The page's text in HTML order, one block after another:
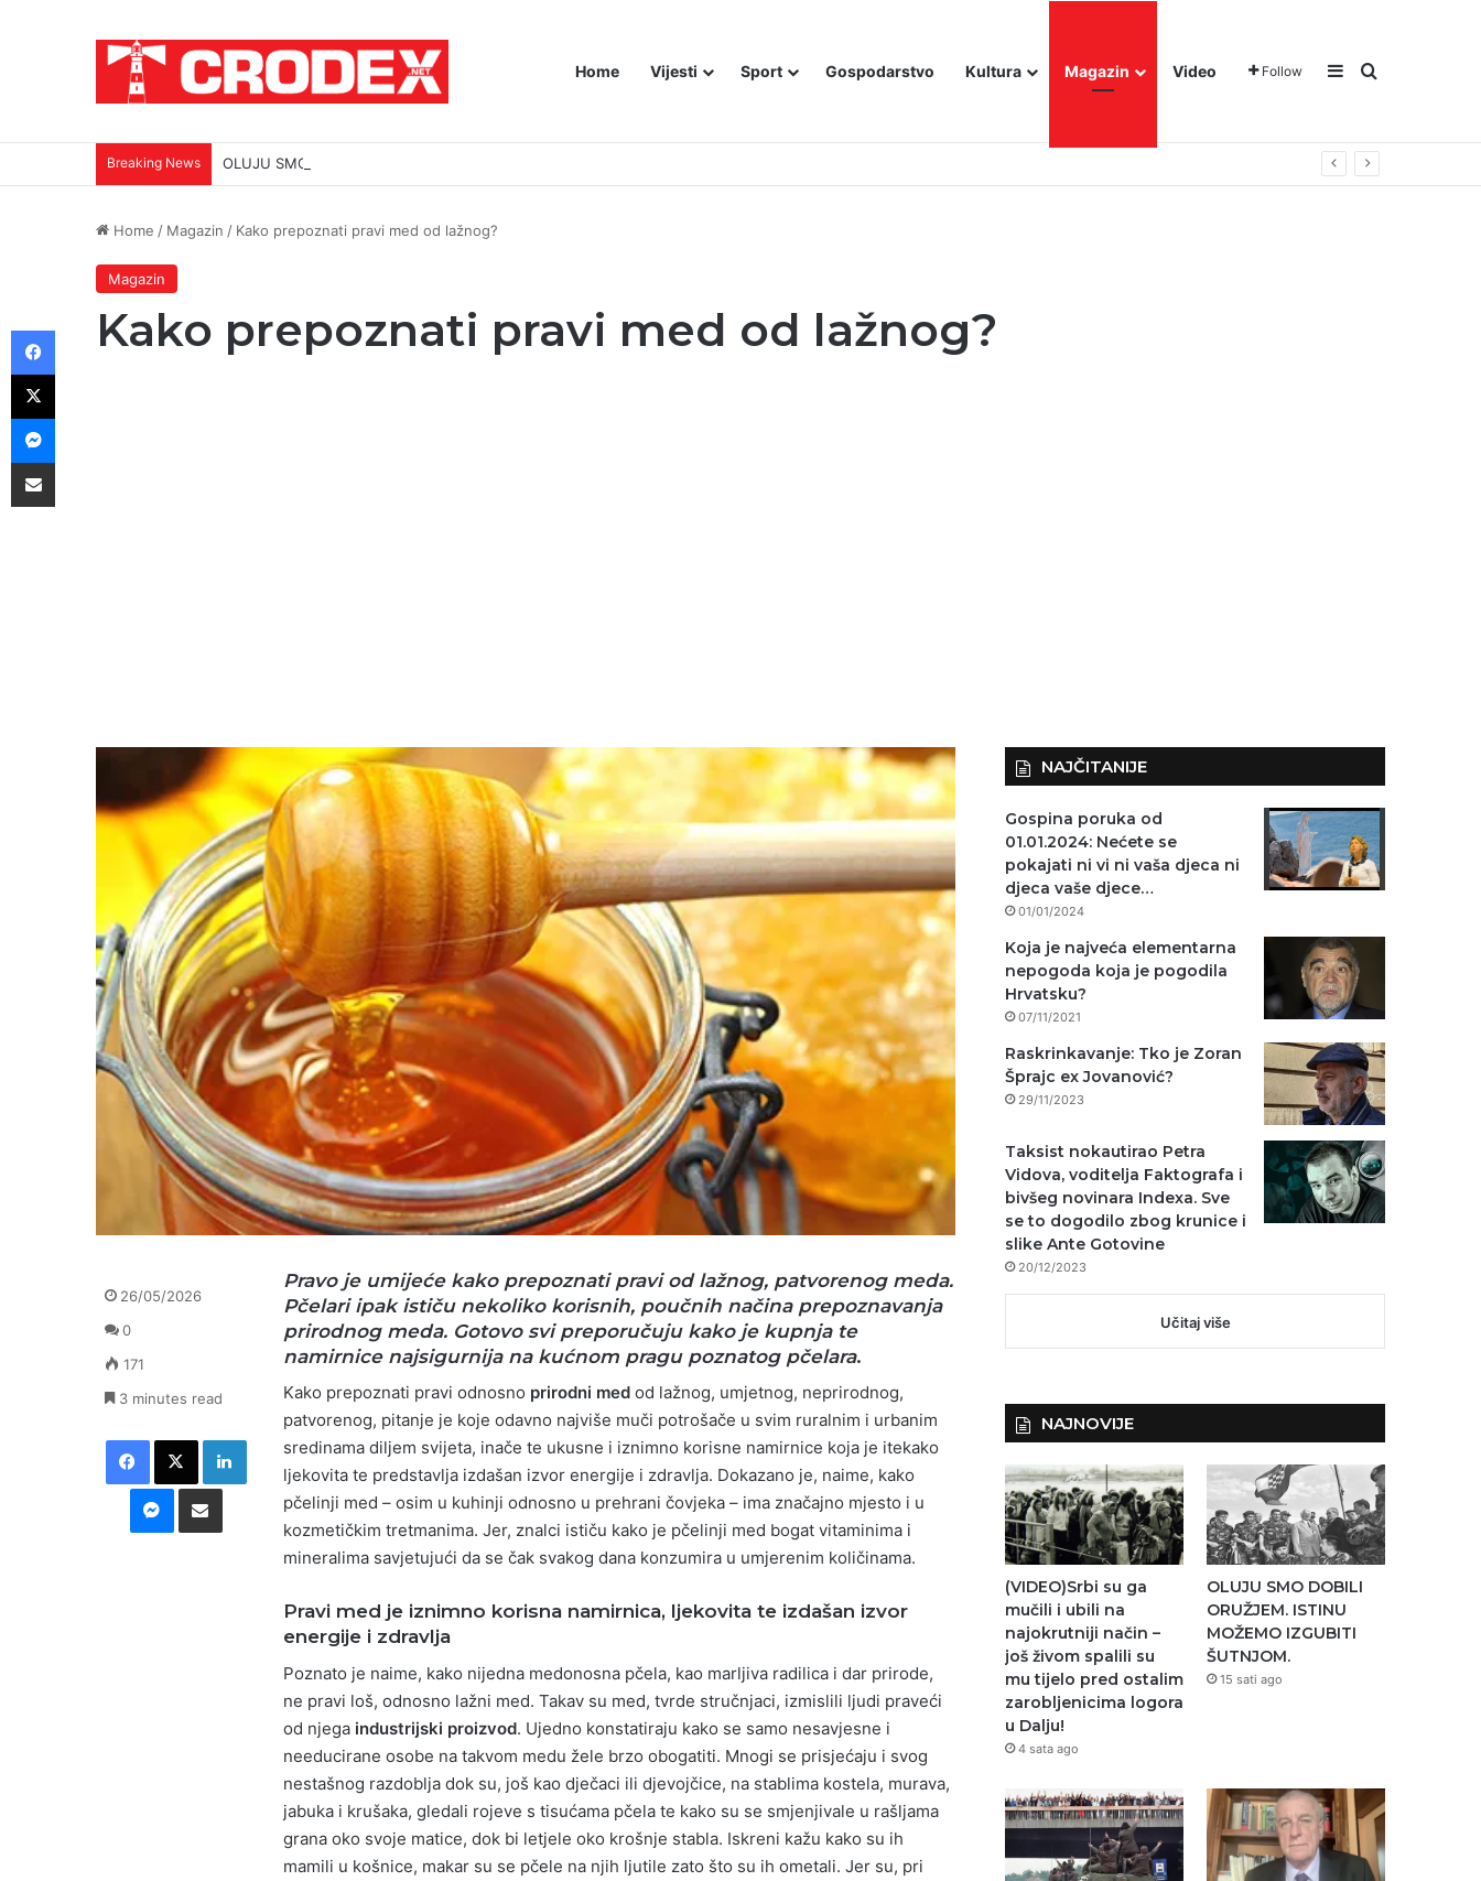
Home Vijesti Sport Gospodarstvo Kultura Magazin Video Follow Sidebar
Traži
Breaking News OLUJU SMO DOBILI ORUŽJEM. ISTINU MOŽEMO IZGUBITI ŠUTNJOM.
Home / Magazin / Kako prepoznati pravi med od lažnog?
Magazin
Kako prepoznati pravi med od lažnog?
Pravo je umijeće kako prepoznati pravi od lažnog, patvorenog meda.
Pčelari ipak ističu nekoliko korisnih, poučnih načina prepoznavanja
prirodnog meda. Gotovo svi preporučuju kako je kupnja te
namirnice najsigurnija na kućnom pragu poznatog pčelara.
Kako prepoznati pravi odnosno prirodni med od lažnog, umjetnog, neprirodnog,
patvorenog, pitanje je koje odavno najviše muči potrošače u svim ruralnim i urbanim
sredinama diljem svijeta, inače te ukusne i iznimno korisne namirnice koja je itekako
ljekovita te predstavlja izdašan izvor energije i zdravlja. Dokazano je, naime, kako
pčelinji med – osim u kuhinji odnosno u prehrani čovjeka – ima značajno mjesto i u
kozmetičkim tretmanima. Jer, znalci ističu kako je pčelinji med bogat vitaminima i
mineralima savjetujući da se čak svakog dana konzumira u umjerenim količinama.
Pravi med je iznimno korisna namirnica, ljekovita te izdašan izvor
energije i zdravlja
Poznato je naime, kako nijedna medonosna pčela, kao marljiva radilica i dar prirode,
ne pravi loš, odnosno lažni med. Takav su med, tvrde stručnjaci, izmislili ljudi praveći
od njega industrijski proizvod. Ujedno konstatiraju kako se samo nesavjesne i
needucirane osobe na takvom medu žele brzo obogatiti. Mnogi se prisjećaju i svog
nestašnog razdoblja dok su, još kao dječaci ili djevojčice, na stablima kostela, murava,
jabuka i krušaka, gledali rojeve s tisućama pčela te kako su se smjenjivale u rašljama
grana oko svoje matice, dok bi letjele oko krošnje stabla. Iskreni kažu kako su ih
mamili u košnice, makar su se pčele na njih ljutile zato što su ih ometali. Jer su, pri
26/05/2026
0
171
3 minutes read
Facebook
X LinkedIn
Messenger
Podijeli putem E-maila
NAJČITANIJE
Gospina poruka od
01.01.2024: Nećete se
pokajati ni vi ni vaša djeca ni
djeca vaše djece…
01/01/2024
Koja je najveća elementarna
nepogoda koja je pogodila
Hrvatsku?
07/11/2021
Raskrinkavanje: Tko je Zoran
Šprajc ex Jovanović?
29/11/2023
Taksist nokautirao Petra
Vidova, voditelja Faktografa i
bivšeg novinara Indexa. Sve
se to dogodilo zbog krunice i
slike Ante Gotovine
20/12/2023
Učitaj više
NAJNOVIJE
(VIDEO)Srbi su ga
mučili i ubili na
najokrutniji način –
još živom spalili su
mu tijelo pred ostalim
zarobljenicima logora
u Dalju!
4 sata ago
OLUJU SMO DOBILI
ORUŽJEM. ISTINU
MOŽEMO IZGUBITI
ŠUTNJOM.
15 sati ago
Facebook
X
Messenger
Podijeli putem E-maila